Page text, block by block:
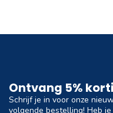
Ontvang 5%
Schrijf je in voor onze
volgende bestelling! Heb